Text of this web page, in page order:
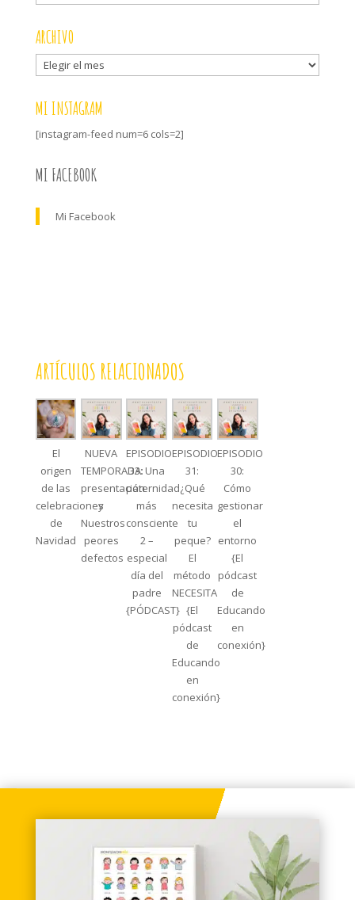
categorías
ARCHIVO
Archivo
MI INSTAGRAM
[instagram-feed num=6 cols=2]
MI FACEBOOK
Mi Facebook
ARTÍCULOS RELACIONADOS
El
origen
de las
celebraciones
de
Navidad
NUEVA
TEMPORADA:
presentación
y
Nuestros
peores
defectos
EPISODIO
33: Una
paternidad
más
consciente
2 –
especial
día del
padre
{PÓDCAST}
EPISODIO
31:
¿Qué
necesita
tu
peque?
El
método
NECESITA
{El
pódcast
de
Educando
en
conexión}
EPISODIO
30:
Cómo
gestionar
el
entorno
{El
pódcast
de
Educando
en
conexión}